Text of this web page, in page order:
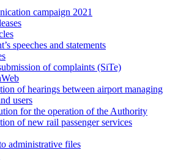
campaign 2021
speeches and statements
of complaints (SiTe)
of hearings between airport managing
users
for the operation of the Authority
of new rail passenger services
administrative files